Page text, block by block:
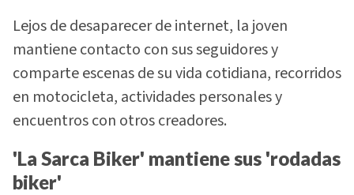
Lejos de desaparecer de internet, la joven
mantiene contacto con sus seguidores y
comparte escenas de su vida cotidiana, recorridos
en motocicleta, actividades personales y
encuentros con otros creadores.
'La Sarca Biker' mantiene sus 'rodadas
biker'